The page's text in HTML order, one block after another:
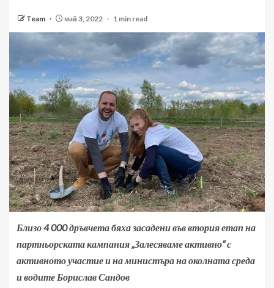
Team май 3, 2022 1 min read
Близо 4 000 дръвчета бяха засадени във втория етап на
партньорската кампания „Залесяваме активно“ с
активното участие и на министъра на околната среда
и водите Борислав Сандов